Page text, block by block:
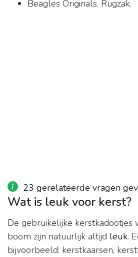
Beagles Originals. Rugzak.
23 gerelateerde vragen
Wat is leuk voor kerst?
De gebruikelijke kerstkadootjes
boom zijn natuurlijk altijd leuk.
bijvoorbeeld: kerstkaarsen,